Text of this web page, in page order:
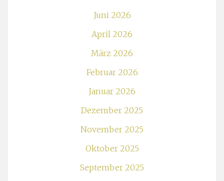
Juni 2026
April 2026
März 2026
Februar 2026
Januar 2026
Dezember 2025
November 2025
Oktober 2025
September 2025